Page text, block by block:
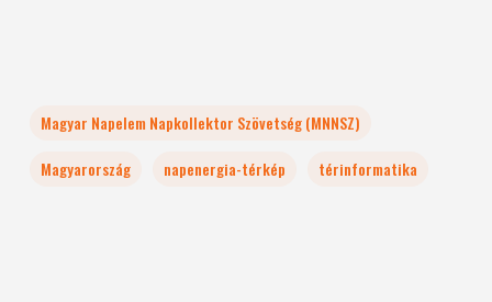
Magyar Napelem Napkollektor Szövetség (MNNSZ)
Magyarország
napenergia-térkép térinformatika